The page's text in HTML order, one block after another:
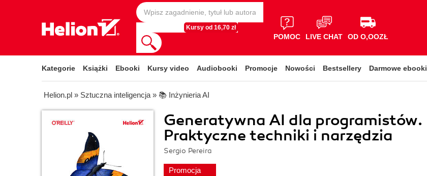
Kursy od 16,70 zł
POMOC LIVE CHAT OD O,OOZŁ
Kategorie Książki Ebooki Kursy video Audiobooki Promocje Nowości Bestsellery Darmowe ebooki
Helion.pl » Sztuczna inteligencja » 📚 Inżynieria AI
Generatywna AI dla programistów.
Praktyczne techniki i narzędzia
Sergio Pereira
Promocja